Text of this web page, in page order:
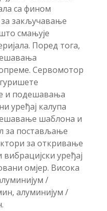
са фином
закључавање
смањује
Поред тога,
Сервомотор
и подешавања
уређај калупа
шаблона и
за постављање
за откривање
уређај
омјер. Висока
/
алуминијум /